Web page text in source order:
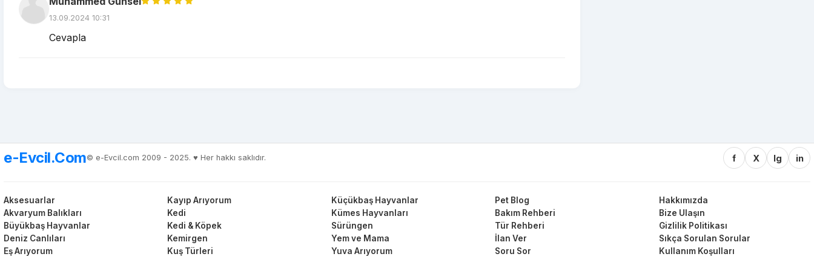
13.09.2024 10:31
Cevapla
e-Evcil.Com© e-Evcil.com 2009 - 2025. ♥️ Her hakkı saklıdır. f X Ig in
Aksesuarlar
Akvaryum Balıkları
Büyükbaş Hayvanlar
Deniz Canlıları
Eş Arıyorum
Kayıp Arıyorum
Kedi
Kedi & Köpek
Kemirgen
Kuş Türleri
Küçükbaş Hayvanlar
Kümes Hayvanları
Sürüngen
Yem ve Mama
Yuva Arıyorum
Pet Blog
Bakım Rehberi
Tür Rehberi
İlan Ver
Soru Sor
Hakkımızda
Bize Ulaşın
Gizlilik Politikası
Sıkça Sorulan Sorular
Kullanım Koşulları